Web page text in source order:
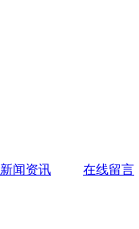
新闻资讯 在线留言